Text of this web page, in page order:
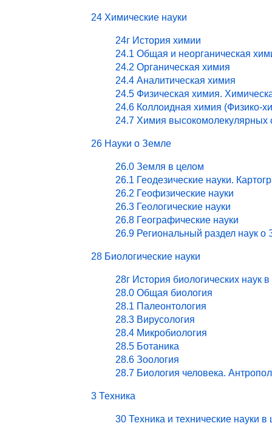
24 Химические науки
24г История химии
24.1 Общая и неорганическая
24.2 Органическая химия
24.4 Аналитическая химия
24.5 Физическая химия.
24.6 Коллоидная химия (Физико-
24.7 Химия высокомолекулярных
26 Науки о Земле
26.0 Земля в целом
26.1 Геодезические науки.
26.2 Геофизические науки
26.3 Геологические науки
26.8 Географические науки
26.9 Региональный раздел наук о
28 Биологические науки
28г История биологических наук
28.0 Общая биология
28.1 Палеонтология
28.3 Вирусология
28.4 Микробиология
28.5 Ботаника
28.6 Зоология
28.7 Биология человека.
3 Техника
30 Техника и технические науки в